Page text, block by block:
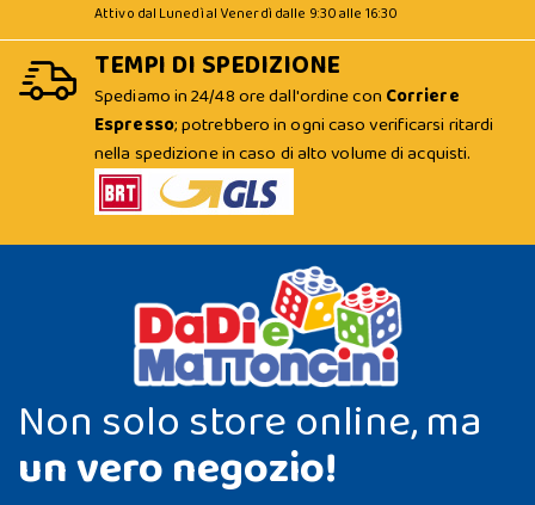
Attivo dal Lunedì al Venerdì dalle 9:30 alle 16:30
TEMPI DI SPEDIZIONE
Spediamo in 24/48 ore dall'ordine con Corriere
Espresso; potrebbero in ogni caso verificarsi ritardi
nella spedizione in caso di alto volume di acquisti.
Non solo store online, ma
un vero negozio!